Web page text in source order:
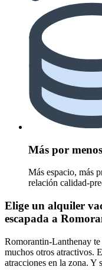
Más por menos
Más espacio, más
relación calidad-
Elige un alquiler
escapada a
Romorantin-Lanthenay te
muchos otros atractivos.
atracciones en la zona. Y